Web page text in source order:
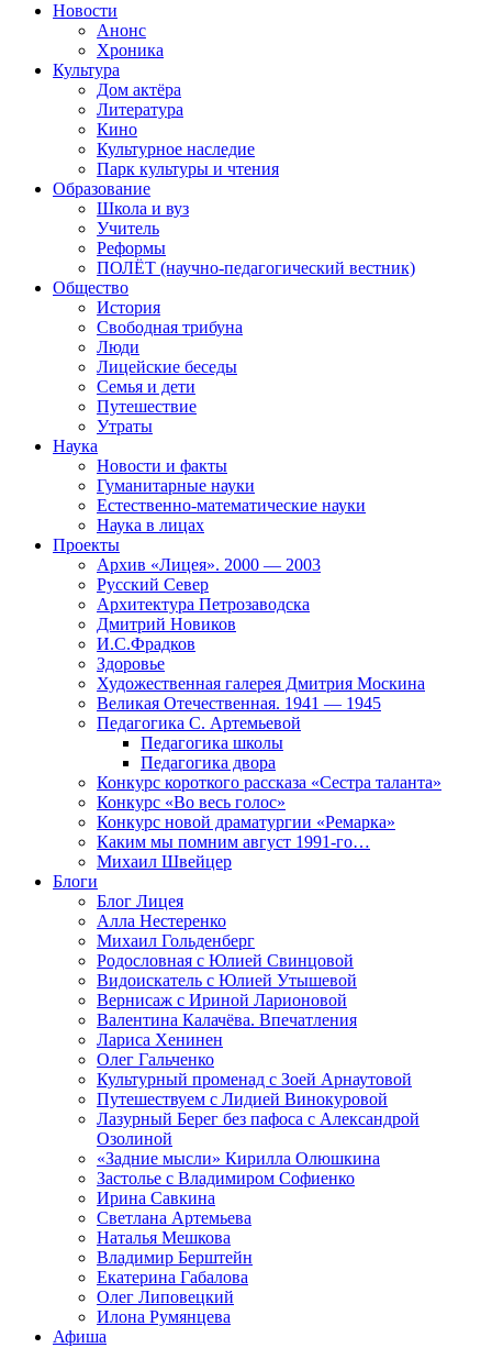
Новости
Анонс
Хроника
Культура
Дом актёра
Литература
Кино
Культурное наследие
Парк культуры и чтения
Образование
Школа и вуз
Учитель
Реформы
ПОЛЁТ (научно-педагогический вестник)
Общество
История
Свободная трибуна
Люди
Лицейские беседы
Семья и дети
Путешествие
Утраты
Наука
Новости и факты
Гуманитарные науки
Естественно-математические науки
Наука в лицах
Проекты
Архив «Лицея». 2000 — 2003
Русский Север
Архитектура Петрозаводска
Дмитрий Новиков
И.С.Фрадков
Здоровье
Художественная галерея Дмитрия Москина
Великая Отечественная. 1941 — 1945
Педагогика С. Артемьевой
Педагогика школы
Педагогика двора
Конкурс короткого рассказа «Сестра таланта»
Конкурс «Во весь голос»
Конкурс новой драматургии «Ремарка»
Каким мы помним август 1991-го…
Михаил Швейцер
Блоги
Блог Лицея
Алла Нестеренко
Михаил Гольденберг
Родословная с Юлией Свинцовой
Видоискатель с Юлией Утышевой
Вернисаж с Ириной Ларионовой
Валентина Калачёва. Впечатления
Лариса Хенинен
Олег Гальченко
Культурный променад с Зоей Арнаутовой
Путешествуем с Лидией Винокуровой
Лазурный Берег без пафоса с Александрой
Озолиной
«Задние мысли» Кирилла Олюшкина
Застолье с Владимиром Софиенко
Ирина Савкина
Светлана Артемьева
Наталья Мешкова
Владимир Берштейн
Екатерина Габалова
Олег Липовецкий
Илона Румянцева
Афиша